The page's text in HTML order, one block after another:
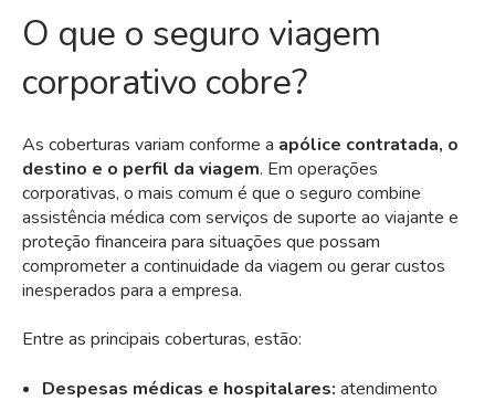
O que o seguro viagem
corporativo cobre?
As coberturas variam conforme a apólice contratada, o
destino e o perfil da viagem. Em operações
corporativas, o mais comum é que o seguro combine
assistência médica com serviços de suporte ao viajante e
proteção financeira para situações que possam
comprometer a continuidade da viagem ou gerar custos
inesperados para a empresa.
Entre as principais coberturas, estão:
Despesas médicas e hospitalares: atendimento